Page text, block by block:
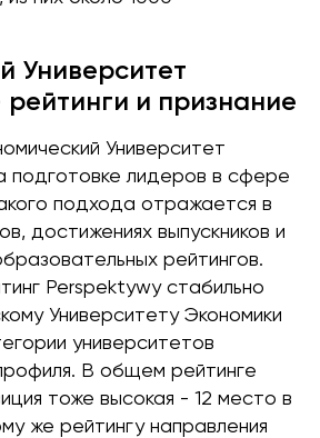
Университет
и признание
Университет
подготовке лидеров в сфере
подхода отражается в
достижениях выпускников и
рейтингов.
Perspektywy стабильно
Университету Экономики
университетов
В общем рейтинге
тоже высокая - 12 место в
же рейтингу направления